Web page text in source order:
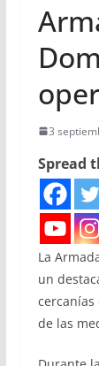
3
Spread
La
un
de las